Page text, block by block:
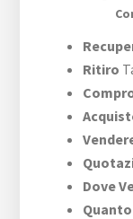
Ritiro
Dove